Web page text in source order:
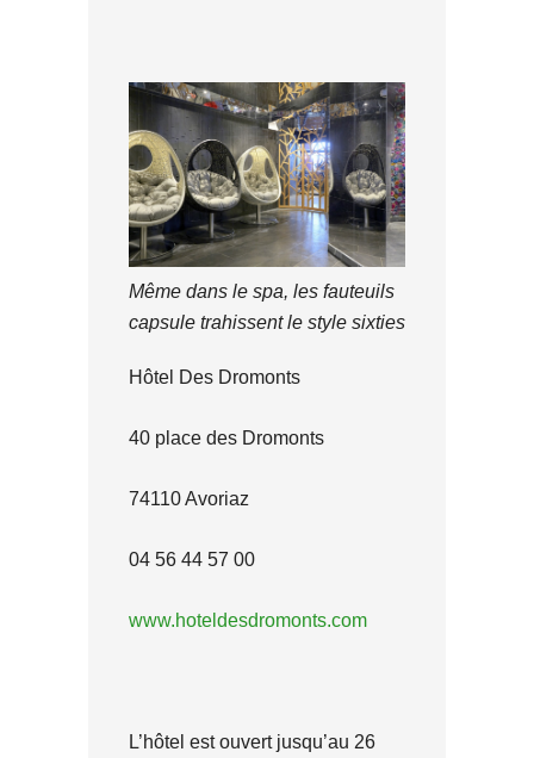
Même dans le spa, les fauteuils
capsule trahissent le style sixties
Hôtel Des Dromonts
40 place des Dromonts
74110 Avoriaz
04 56 44 57 00
www.hoteldesdromonts.com
L’hôtel est ouvert jusqu’au 26